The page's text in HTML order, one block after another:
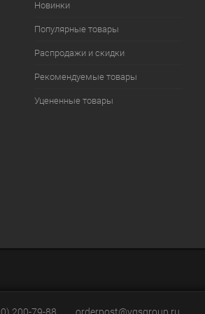
Новинки
Популярные товары
Распродажи и скидки
Рекомендуемые товары
Уцененные товары
200-79-88 orderpost@vgsgroup.ru